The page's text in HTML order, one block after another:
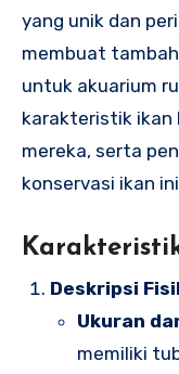
yang unik dan
membuat
untuk akuarium
karakteristik ikan
mereka, serta
konservasi ikan
Deskripsi
Ukuran
memiliki